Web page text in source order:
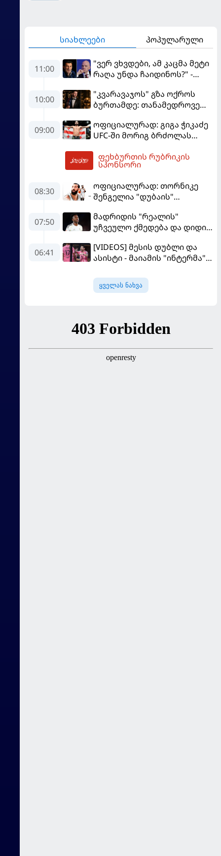
სიახლეები პოპულარული
11:00
"ვერ ვხვდები, ამ კაცმა მეტი
რაღა უნდა ჩაიდინოს?" -
გადადგომას მოითხოვს
10:00
"კვარავაჯოს" გზა ოქროს
ბურთამდე: თანამედროვე
09:00
ოფიციალურად: გიგა ჭიკაძე
UFC-ში მორიგ ბრძოლას
ფეხბურთის რუბრიკის
სპონსორი
08:30
ოფიციალურად: თორნიკე
შენგელია "დუბაის"
07:50
მადრიდის "რეალის"
უჩვეულო ქმედება და დიდი
მომავალი გადაწყდა
06:41
[VIDEOS] მესის დუბლი და
ასისტი - მაიამის "ინტერმა"
ყველას ნახვა